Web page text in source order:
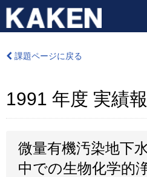
課題ページに戻る
1991 年度 実績
微量有機汚染地下
中での生物化学的